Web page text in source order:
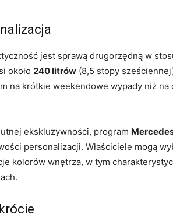
jest sprawą drugorzędną w
około 240 litrów (8,5 stopy
na krótkie weekendowe wypady niż na
ekskluzywności, program
personalizacji. Właściciele mogą
kolorów wnętrza, w tym